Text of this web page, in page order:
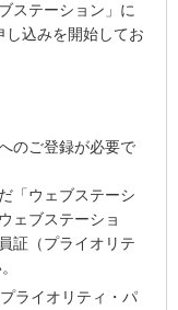
ステーション」に
込みを開始してお
のご登録が必要で
「ウェブステーシ
ェブステーショ
証（プライオリテ
ライオリティ・パ